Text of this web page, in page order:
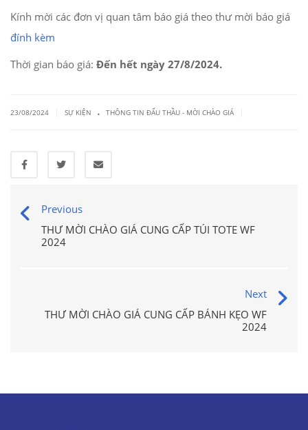
Kính mời các đơn vị quan tâm báo giá theo thư mời báo giá
đính kèm
Thời gian báo giá: Đến hết ngày 27/8/2024.
23/08/2024 SỰ KIỆN . THÔNG TIN ĐẤU THẦU - MỜI CHÀO GIÁ
Previous
THƯ MỜI CHÀO GIÁ CUNG CẤP TÚI TOTE WF
2024
Next
THƯ MỜI CHÀO GIÁ CUNG CẤP BÁNH KẸO WF
2024